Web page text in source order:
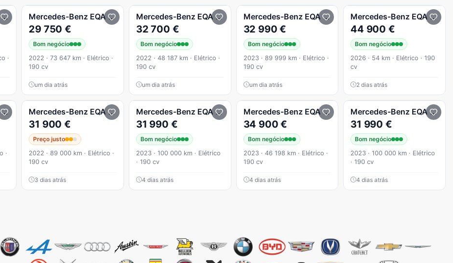
250 AMG Line
·
Mercedes-Benz EQA 250 Progressive
29 750 €
Bom negócio
2022 · 73 647 km · Elétrico ·
190 cv
um dia atrás
Mercedes-Benz EQA 250 Progressive
32 700 €
Bom negócio
2022 · 48 187 km · Elétrico ·
190 cv
um dia atrás
Mercedes-Benz EQA Progressive
32 990 €
Bom negócio
2023 · 89 999 km · Elétrico ·
190 cv
um dia atrás
Mercedes-Benz EQA 250+
44 900 €
Bom negócio
2026 · 54 km · Elétrico · 190
cv
2 dias atrás
250+
·
Mercedes-Benz EQA 250
31 900 €
Preço justo
2022 · 89 000 km · Elétrico ·
190 cv
3 dias atrás
Mercedes-Benz EQA 250+ Progressive
31 990 €
Bom negócio
2023 · 100 000 km · Elétrico
· 190 cv
4 dias atrás
Mercedes-Benz EQA 250+ Progressive
34 900 €
Bom negócio
2023 · 46 198 km · Elétrico ·
190 cv
4 dias atrás
Mercedes-Benz EQA 250+
31 990 €
Bom negócio
2023 · 100 000 km · Elétrico
· 190 cv
4 dias atrás